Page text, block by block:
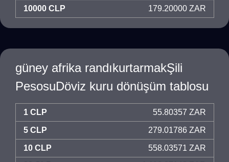
10000 CLP 179.20000 ZAR
güney afrika randıkurtarmakŞili
PesosuDöviz kuru dönüşüm tablosu
1 CLP 55.80357 ZAR
5 CLP 279.01786 ZAR
10 CLP 558.03571 ZAR